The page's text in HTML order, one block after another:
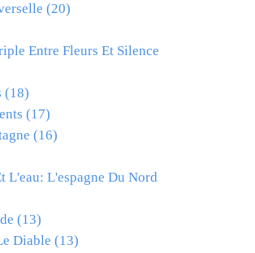
(20)
Entre Fleurs Et Silence
(18)
(17)
(16)
L'eau: L'espagne Du Nord
(13)
Diable (13)